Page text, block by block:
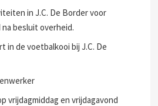
in J.C. De Border voor
besluit overheid.
in de voetbalkooi bij J.C. De
vrijdagmiddag en vrijdagavond